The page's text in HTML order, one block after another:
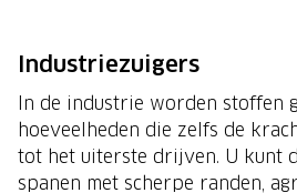
Industriezuigers
In de industrie worden stoffen
hoeveelheden die zelfs de
tot het uiterste drijven. U kunt
spanen met scherpe randen,